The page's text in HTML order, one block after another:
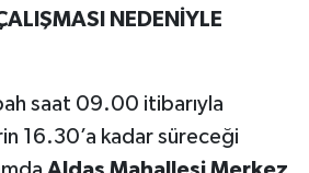
NEDENİYLE
saat 09.00 itibarıyla
16.30’a kadar süreceği